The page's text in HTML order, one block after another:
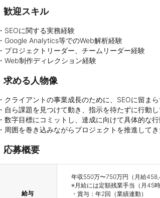
歓迎スキル
・SEOに関する実務経験
・Google Analytics等でのWeb解析経験
・プロジェクトリーダー、チームリーダー経験
・Web制作ディレクション経験
求める人物像
・クライアントの事業成長のために、SEOに留ま
・自ら課題を見つけて動き、指示を待たずに行動
・数字目標にコミットし、達成に向けて具体的な
・周囲を巻き込みながらプロジェクトを推進して
応募概要
給与
年収550万〜750万円（月給
※月給には定額残業手当（月45
・賞与：年2回（業績連動）